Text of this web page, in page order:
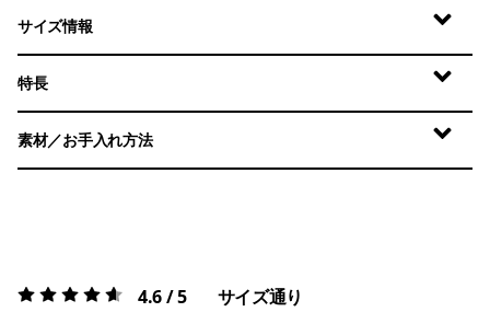
サイズ情報
特長
素材／お手入れ方法
評価:4.6 / 5 4.6 / 5 サイズ通り